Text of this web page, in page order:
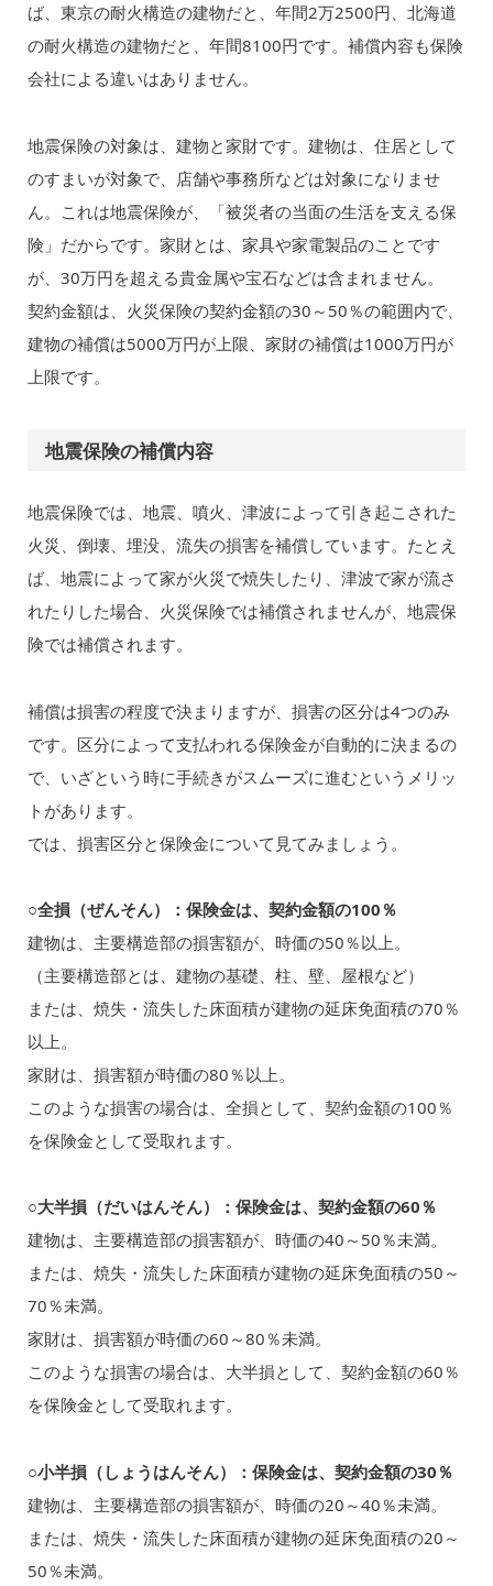
ば、東京の耐火構造の建物だと、年間2万2500円、北海道
の耐火構造の建物だと、年間8100円です。補償内容も保険
会社による違いはありません。
地震保険の対象は、建物と家財です。建物は、住居として
のすまいが対象で、店舗や事務所などは対象になりませ
ん。これは地震保険が、「被災者の当面の生活を支える保
険」だからです。家財とは、家具や家電製品のことです
が、30万円を超える貴金属や宝石などは含まれません。
契約金額は、火災保険の契約金額の30～50％の範囲内で、
建物の補償は5000万円が上限、家財の補償は1000万円が
上限です。
地震保険の補償内容
地震保険では、地震、噴火、津波によって引き起こされた
火災、倒壊、埋没、流失の損害を補償しています。たとえ
ば、地震によって家が火災で焼失したり、津波で家が流さ
れたりした場合、火災保険では補償されませんが、地震保
険では補償されます。
補償は損害の程度で決まりますが、損害の区分は4つのみ
です。区分によって支払われる保険金が自動的に決まるの
で、いざという時に手続きがスムーズに進むというメリッ
トがあります。
では、損害区分と保険金について見てみましょう。
○全損（ぜんそん）：保険金は、契約金額の100％
建物は、主要構造部の損害額が、時価の50％以上。
（主要構造部とは、建物の基礎、柱、壁、屋根など）
または、焼失・流失した床面積が建物の延床免面積の70％
以上。
家財は、損害額が時価の80％以上。
このような損害の場合は、全損として、契約金額の100％
を保険金として受取れます。
○大半損（だいはんそん）：保険金は、契約金額の60％
建物は、主要構造部の損害額が、時価の40～50％未満。
または、焼失・流失した床面積が建物の延床免面積の50～
70％未満。
家財は、損害額が時価の60～80％未満。
このような損害の場合は、大半損として、契約金額の60％
を保険金として受取れます。
○小半損（しょうはんそん）：保険金は、契約金額の30％
建物は、主要構造部の損害額が、時価の20～40％未満。
または、焼失・流失した床面積が建物の延床免面積の20～
50％未満。